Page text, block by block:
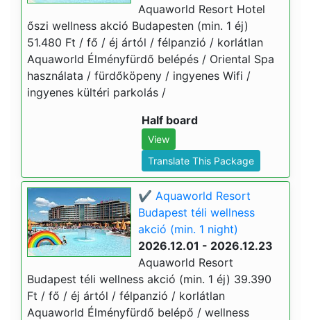
Aquaworld Resort Hotel
őszi wellness akció Budapesten (min. 1 éj)
51.480 Ft / fő / éj ártól / félpanzió / korlátlan
Aquaworld Élményfürdő belépés / Oriental Spa
használata / fürdőköpeny / ingyenes Wifi /
ingyenes kültéri parkolás /
Half board
View
Translate This Package
✔️ Aquaworld Resort
Budapest téli wellness
akció (min. 1 night)
2026.12.01 - 2026.12.23
Aquaworld Resort
Budapest téli wellness akció (min. 1 éj) 39.390
Ft / fő / éj ártól / félpanzió / korlátlan
Aquaworld Élményfürdő belépő / wellness